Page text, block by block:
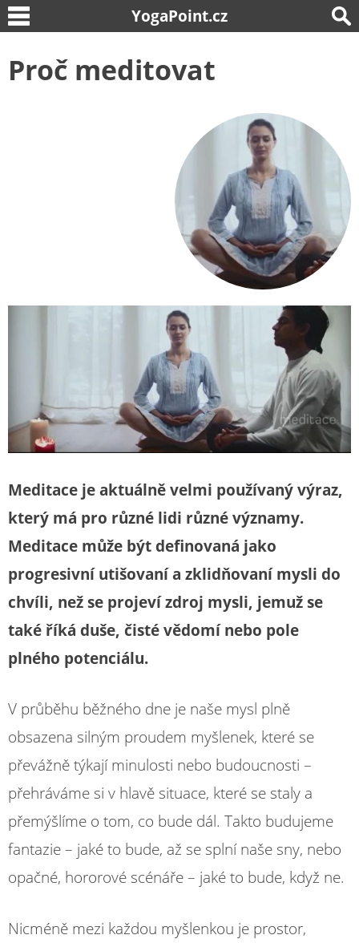
YogaPoint.cz
Proč meditovat
Meditace je aktuálně velmi používaný výraz,
který má pro různé lidi různé významy.
Meditace může být definovaná jako
progresivní utišovaní a zklidňovaní mysli do
chvíli, než se projeví zdroj mysli, jemuž se
také říká duše, čisté vědomí nebo pole
plného potenciálu.
V průběhu běžného dne je naše mysl plně
obsazena silným proudem myšlenek, které se
převážně týkají minulosti nebo budoucnosti –
přehráváme si v hlavě situace, které se staly a
přemýšlíme o tom, co bude dál. Takto budujeme
fantazie – jaké to bude, až se splní naše sny, nebo
opačné, hororové scénáře – jaké to bude, když ne.
Nicméně mezi každou myšlenkou je prostor,